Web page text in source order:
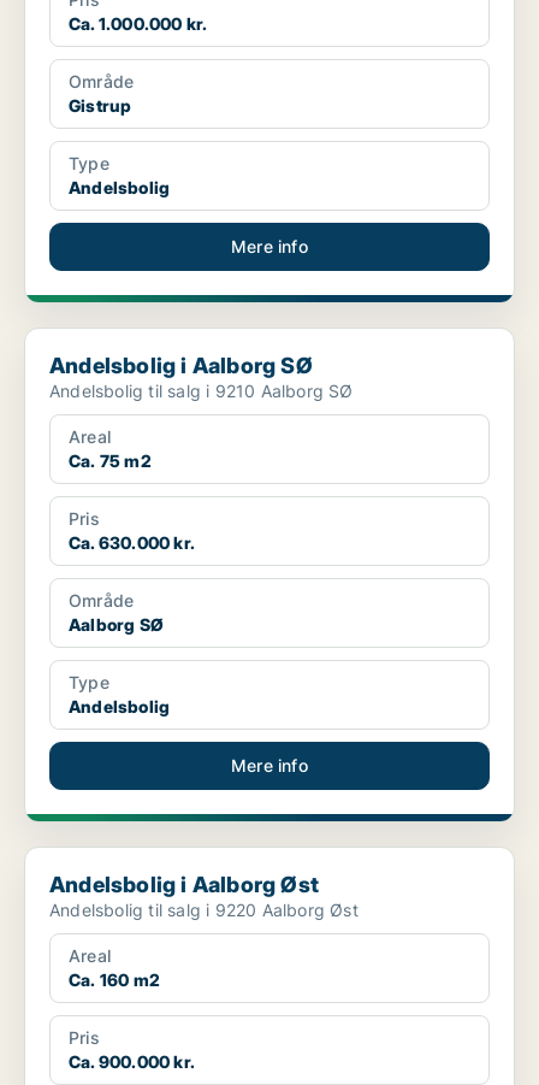
Ca. 1.000.000 kr.
Område
Gistrup
Type
Andelsbolig
Mere info
Andelsbolig i Aalborg SØ
Andelsbolig i Aalborg SØ
Andelsbolig til salg i 9210 Aalborg SØ
Areal
Ca. 75 m2
Pris
Ca. 630.000 kr.
Område
Aalborg SØ
Type
Andelsbolig
Mere info
Andelsbolig i Aalborg Øst
Andelsbolig i Aalborg Øst
Andelsbolig til salg i 9220 Aalborg Øst
Areal
Ca. 160 m2
Pris
Ca. 900.000 kr.